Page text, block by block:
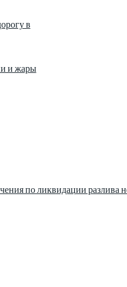
в
и жары
по ликвидации разлива